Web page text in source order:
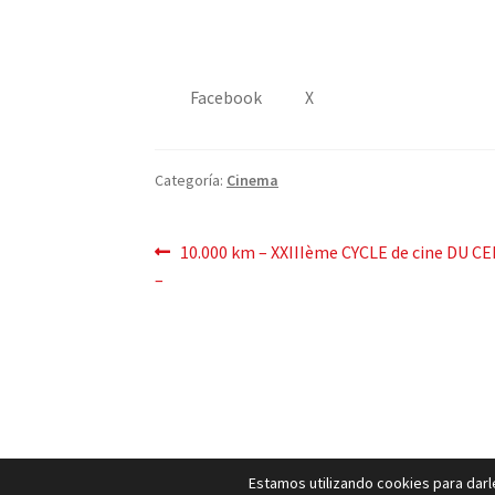
Facebook X
Categoría: Cinema
Mensaje
Publicación
10.000 km – XXIIIème CYCLE de cine DU
–
Estamos utilizando cookies para